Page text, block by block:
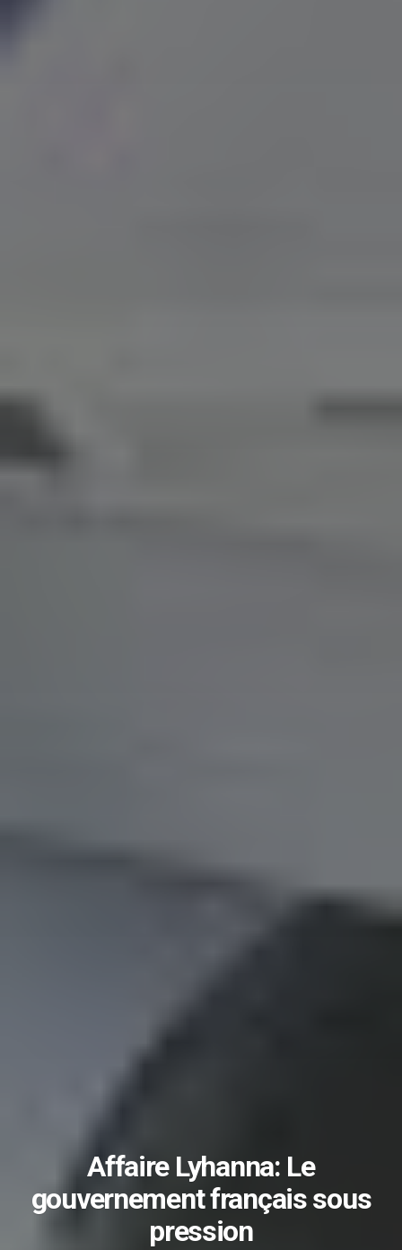
Affaire Lyhanna: Le
gouvernement français sous
pression